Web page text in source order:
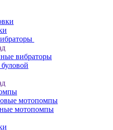
вибраторы
мотопомпы
мотопомпы